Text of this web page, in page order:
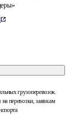
грузоперевозок.
на перевозки, заявкам